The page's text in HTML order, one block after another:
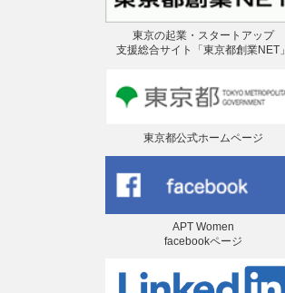
東京の起業・スタートアップ
支援総合サイト「東京都創業NET」
東京都公式ホームページ
APT Women
facebookページ